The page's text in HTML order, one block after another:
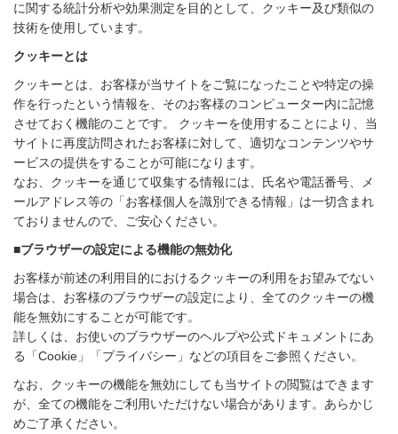
に関する統計分析や効果測定を目的として、クッキー及び類似の
技術を使用しています。
クッキーとは
クッキーとは、お客様が当サイトをご覧になったことや特定の操
作を行ったという情報を、そのお客様のコンピューター内に記憶
させておく機能のことです。 クッキーを使用することにより、当
サイトに再度訪問されたお客様に対して、適切なコンテンツやサ
ービスの提供をすることが可能になります。
なお、クッキーを通じて収集する情報には、氏名や電話番号、メ
ールアドレス等の「お客様個人を識別できる情報」は一切含まれ
ておりませんので、ご安心ください。
■ブラウザーの設定による機能の無効化
お客様が前述の利用目的におけるクッキーの利用をお望みでない
場合は、お客様のブラウザーの設定により、全てのクッキーの機
能を無効にすることが可能です。
詳しくは、お使いのブラウザーのヘルプや公式ドキュメントにあ
る「Cookie 」「プライバシー」などの項目をご参照ください。
なお、クッキーの機能を無効にしても当サイトの閲覧はできます
が、全ての機能をご利用いただけない場合があります。あらかじ
めご了承ください。